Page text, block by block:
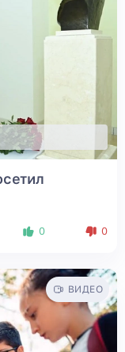
0 0
ВИДЕО